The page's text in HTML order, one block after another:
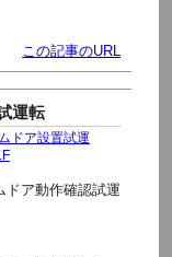
この記事のURL
運転
ドア設置試運
ドア動作確認試運